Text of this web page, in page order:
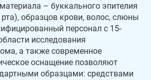
– буккального эпителия
образцов крови, волос, слюны
персонал с 15-
исследования
а также современное
оснащение позволяют
образцами: средствами